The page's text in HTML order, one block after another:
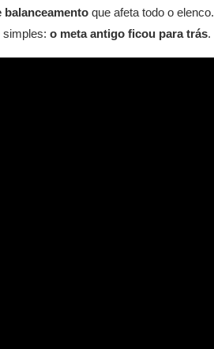
balanceamento que afeta todo o elenco.
simples: o meta antigo ficou para trás.